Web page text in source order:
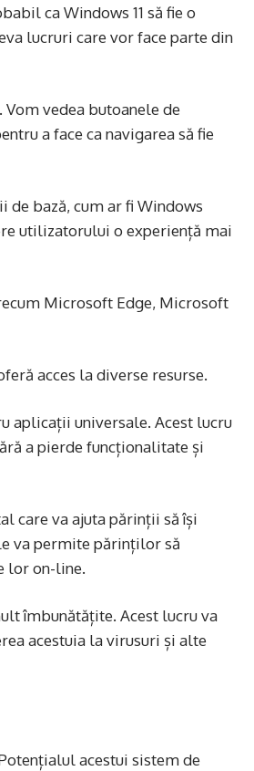
ca Windows 11 să fie o
lucruri care vor face parte din
Vom vedea butoanele de
a face ca navigarea să fie
de bază, cum ar fi Windows
utilizatorului o experiență mai
Microsoft Edge, Microsoft
acces la diverse resurse.
aplicații universale. Acest lucru
a pierde funcționalitate și
care va ajuta părinții să își
va permite părinților să
lor on-line.
îmbunătățite. Acest lucru va
acestuia la virusuri și alte
acestui sistem de